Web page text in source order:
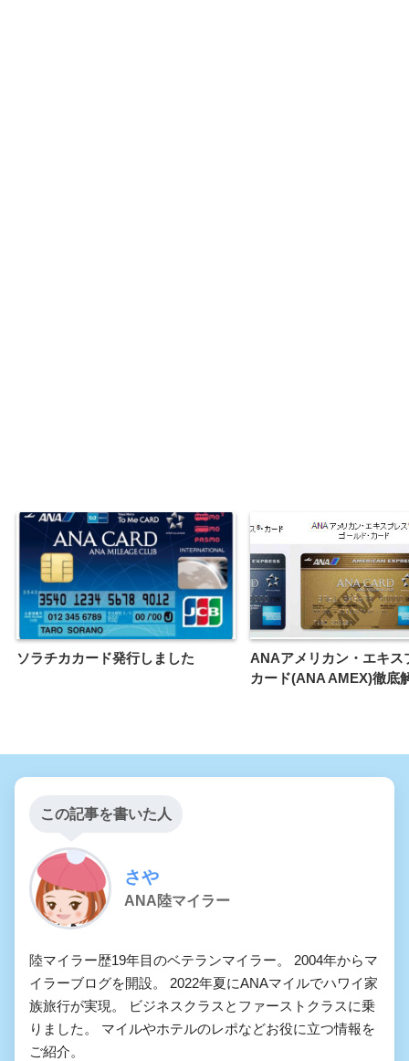
ソラチカカード発行しました
ANAアメリカン・エキス
カード(ANA AMEX)徹底
この記事を書いた人
さや
ANA陸マイラー
陸マイラー歴19年目のベテランマイラー。 2004年からマ
イラーブログを開設。 2022年夏にANAマイルでハワイ家
族旅行が実現。 ビジネスクラスとファーストクラスに乗
りました。 マイルやホテルのレポなどお役に立つ情報を
ご紹介。